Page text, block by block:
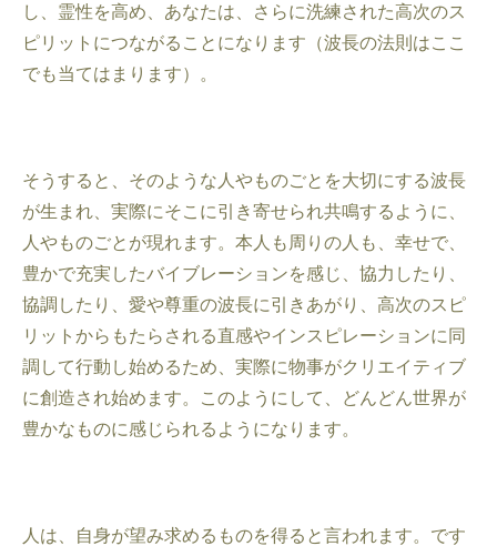
し、霊性を高め、あなたは、さらに洗練された高次のス
ピリットにつながることになります（波長の法則はここ
でも当てはまります）。
そうすると、そのような人やものごとを大切にする波長
が生まれ、実際にそこに引き寄せられ共鳴するように、
人やものごとが現れます。本人も周りの人も、幸せで、
豊かで充実したバイブレーションを感じ、協力したり、
協調したり、愛や尊重の波長に引きあがり、高次のスピ
リットからもたらされる直感やインスピレーションに同
調して行動し始めるため、実際に物事がクリエイティブ
に創造され始めます。このようにして、どんどん世界が
豊かなものに感じられるようになります。
人は、自身が望み求めるものを得ると言われます。です